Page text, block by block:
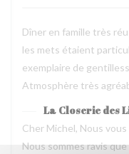
Dîner en famille très
les mets étaient
exemplaire de
Atmosphère très
La Closerie des
Cher Michel, Nous
Nous sommes ravis